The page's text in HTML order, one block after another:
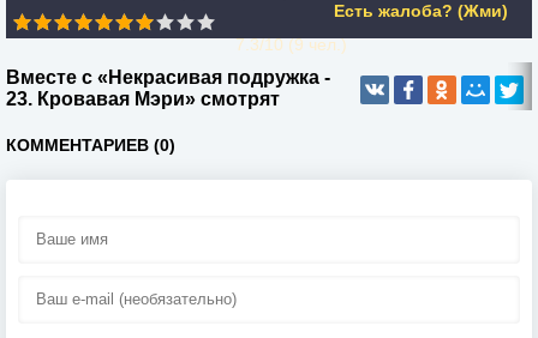
Есть жалоба? (Жми)
7.3/10 (9чел.)
Вместе с «Некрасивая подружка -
23. Кровавая Мэри» смотрят
КОММЕНТАРИЕВ (0)